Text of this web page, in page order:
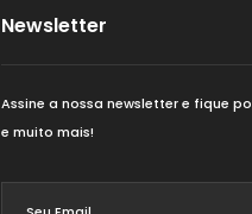
Newsletter
Assine a nossa newsletter e fique
e muito mais!